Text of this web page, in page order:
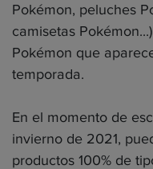
Pokémon, peluches
camisetas
Pokémon que
temporada.
En el momento de
invierno de 2021,
productos 100% de